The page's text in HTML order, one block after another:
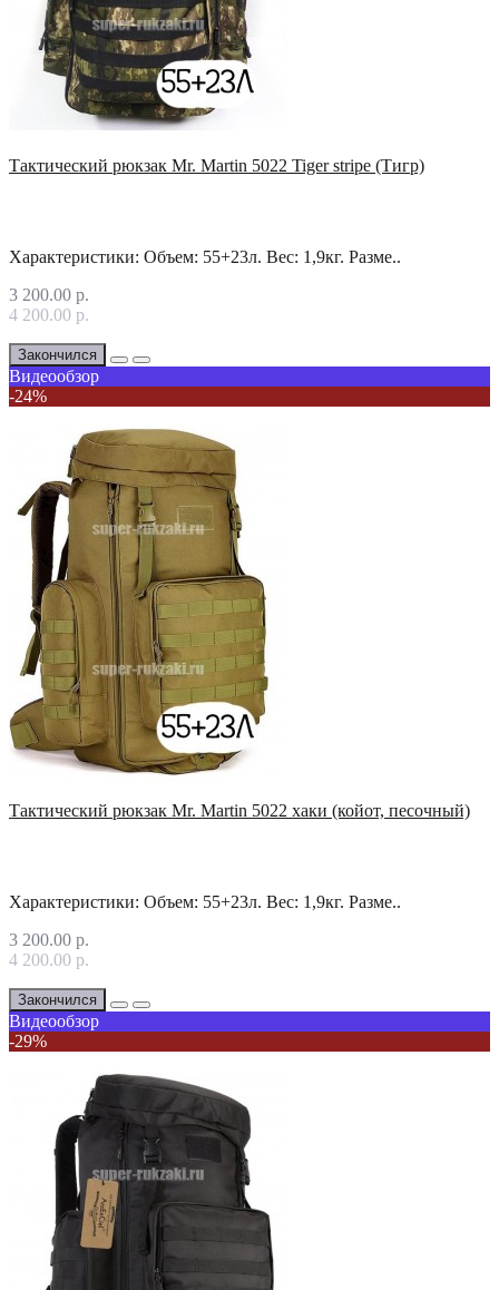
Тактический рюкзак Mr. Martin 5022 Tiger stripe (Тигр)
Характеристики: Объем: 55+23л. Вес: 1,9кг. Разме..
3 200.00 р.
4 200.00 р.
Закончился
Видеообзор
-24%
Тактический рюкзак Mr. Martin 5022 хаки (койот, песочный)
Характеристики: Объем: 55+23л. Вес: 1,9кг. Разме..
3 200.00 р.
4 200.00 р.
Закончился
Видеообзор
-29%